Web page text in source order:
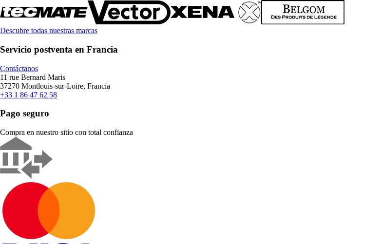
Descubre todas nuestras marcas
Servicio postventa en Francia
Contáctanos
11 rue Bernard Maris
37270 Montlouis-sur-Loire, Francia
+33 1 86 47 62 58
Pago seguro
Compra en nuestro sitio con total confianza